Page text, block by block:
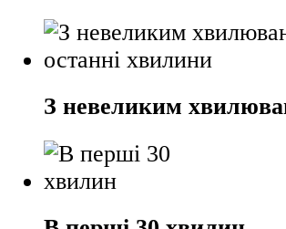
З невеликим